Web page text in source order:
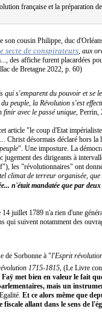
française et la préparation
son cousin Philippe, duc
secte de conspirateurs , aux
des affiche furent placardées
de Bretagne 2022, p. 60)
qui s'emparent du pouvoir et se
peuple, la Révolution s'est
avec le passé unique ,
article "le coup d'Etat
Christ désormais déclaré hors
". Une imposture. La
jugement des dirigeants à
les "révolutionnaires" ont
climat de terreur organisée,
n'était mandatée que par
juillet 1789 n'a rien d'une
qui suivent notamment des
de Sorbonne à "l'Esprit
1715-1815 , (Le Livre
Faÿ met bien en valeur le fait
mais un
Et ce alors même que
allant dans le sens de